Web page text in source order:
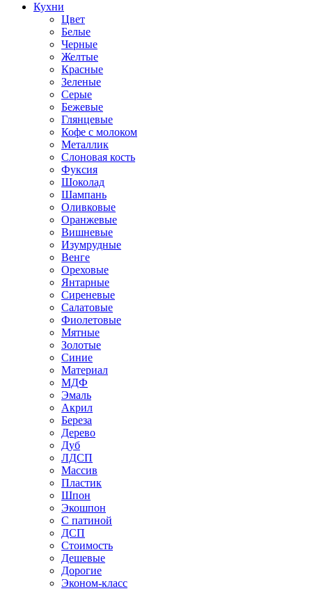
Кухни
Цвет
Белые
Черные
Желтые
Красные
Зеленые
Серые
Бежевые
Глянцевые
Кофе с молоком
Металлик
Слоновая кость
Фуксия
Шоколад
Шампань
Оливковые
Оранжевые
Вишневые
Изумрудные
Венге
Ореховые
Янтарные
Сиреневые
Салатовые
Фиолетовые
Мятные
Золотые
Синие
Материал
МДФ
Эмаль
Акрил
Береза
Дерево
Дуб
ЛДСП
Массив
Пластик
Шпон
Экошпон
С патиной
ДСП
Стоимость
Дешевые
Дорогие
Эконом-класс